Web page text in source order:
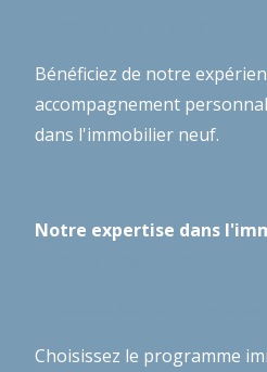
Bénéficiez de notre
accompagnement
dans l'immobilier neuf.
Notre expertise dans
Choisissez le programme